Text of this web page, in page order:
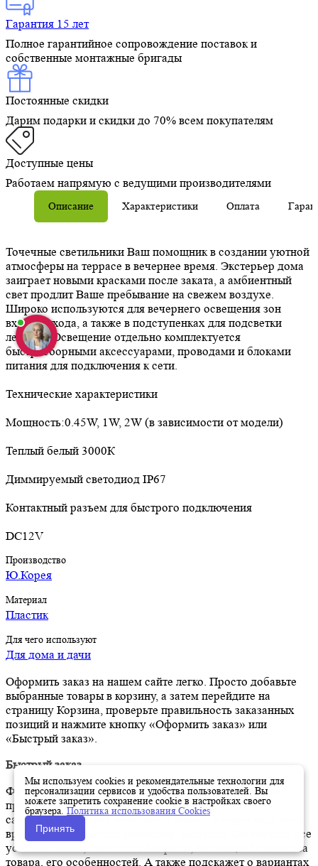
Гарантия 15 лет
Полное гарантийное сопровождение поставок и
собственные монтажные бригады
Постоянные скидки
Дарим подарки и скидки до 70% всем покупателям
Доступные цены
Работаем напрямую с ведущими производителями
Описание Характеристики Оплата
Точечные светильники Ваш помощник в создании уютной
атмосферы на террасе в вечернее время. Экстерьер дома
заиграет новыми красками после заката, а амбиентный
свет продлит Ваше пребывание на свежем воздухе.
Широко используются для вечернего освещения зон
входа/выхода, а также в подступенках для подсветки
лестниц. Освещение отдельно комплектуется
быстросборными аксессуарами, проводами и блоками
питания для подключения к сети.
Технические характеристики
Мощность:0.45W, 1W, 2W (в зависимости от модели)
Теплый белый 3000К
Диммируемый светодиод IP67
Контактный разъем для быстрого подключения
DC12V
Производство
Ю.Корея
Материал
Пластик
Для чего используют
Для дома и дачи
Оформить заказ на нашем сайте легко. Просто добавьте
выбранные товары в корзину, а затем перейдите на
страницу Корзина, проверьте правильность заказанных
позиций и нажмите кнопку «Оформить заказ» или
«Быстрый заказ».
Быстрый заказ
Функция «Быстрый заказ» позволяет покупателю не
проходить всю процедуру оформления заказа
самостоятельно. Вы заполняете форму, и через короткое
время вам перезвонит менеджер магазина. Он уточнит все
условия заказа, ответит на вопросы, касающиеся качества
товара, его особенностей. А также подскажет о вариантах
Мы используем cookies и рекомендательные технологии для
персонализации сервисов и удобства пользователей. Вы
можете запретить сохранение cookie в настройках своего
браузера. Политика использования Cookies
Принять